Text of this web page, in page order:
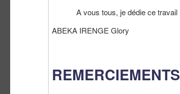
A vous tous, je dédie ce travail
ABEKA IRENGE Glory
REMERCIEMENTS